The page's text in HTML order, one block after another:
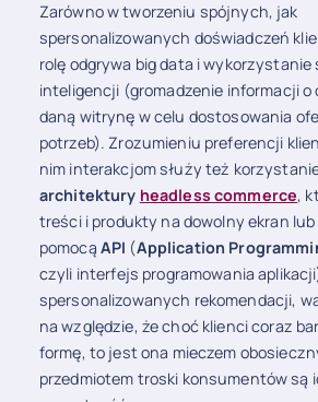
Zarówno w tworzeniu spójnych, jak
spersonalizowanych doświadczeń
rolę odgrywa big data i
inteligencji (gromadzenie informacji o
daną witrynę w celu dostosowania
potrzeb). Zrozumieniu preferencji
nim interakcjom służy też
architektury headless commerce,
treści i produkty na dowolny ekran
pomocą API (Application
czyli interfejs programowania
spersonalizowanych rekomendacji,
na względzie, że choć klienci coraz
formę, to jest ona mieczem
przedmiotem troski konsumentów są